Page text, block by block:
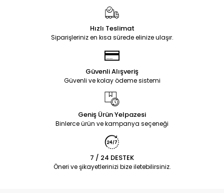
Hızlı Teslimat
Siparişleriniz en kısa sürede elinize ulaşır.
Güvenli Alışveriş
Güvenli ve kolay ödeme sistemi
Geniş Ürün Yelpazesi
Binlerce ürün ve kampanya seçeneği
7 / 24 DESTEK
Öneri ve şikayetlerinizi bize iletebilirsiniz.